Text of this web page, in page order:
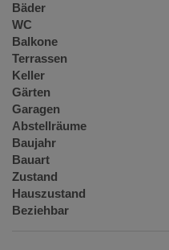
Bäder
WC
Balkone
Terrassen
Keller
Gärten
Garagen
Abstellräume
Baujahr
Bauart
Zustand
Hauszustand
Beziehbar